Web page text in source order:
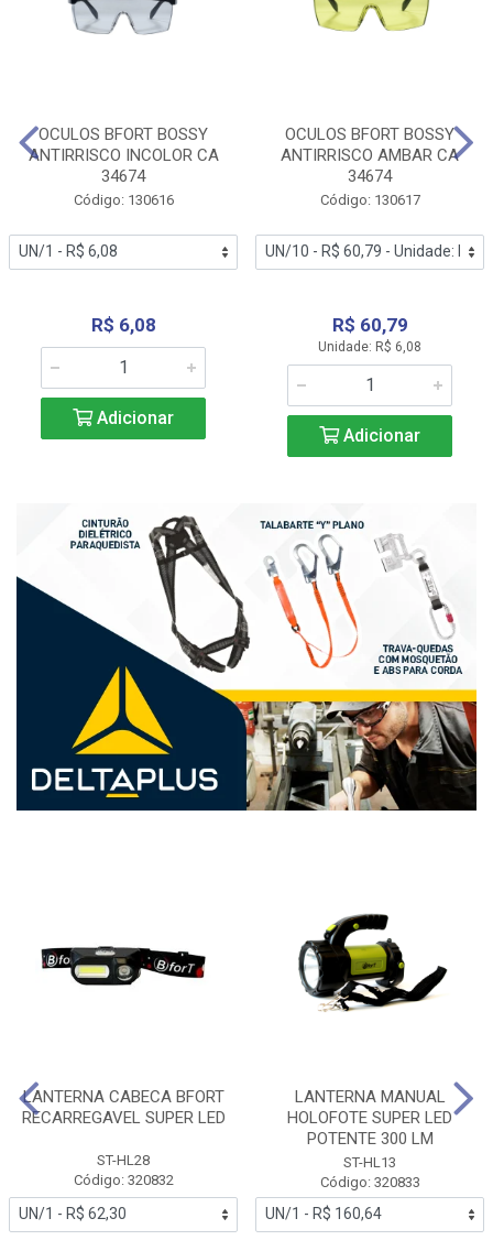
OCULOS BFORT BOSSY
ANTIRRISCO INCOLOR CA
34674
Código: 130616
R$ 6,08
Adicionar
OCULOS BFORT BOSSY
ANTIRRISCO AMBAR CA
34674
Código: 130617
R$ 60,79
Unidade: R$ 6,08
Adicionar
LANTERNA CABECA BFORT
RECARREGAVEL SUPER LED
ST-HL28
Código: 320832
LANTERNA MANUAL
HOLOFOTE SUPER LED
POTENTE 300 LM
ST-HL13
Código: 320833